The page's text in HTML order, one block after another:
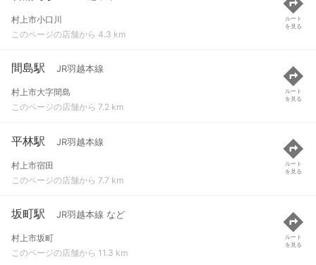
村上市小口川
このページの店舗から 4.3 km
ルート
を見る
間島駅 JR羽越本線
村上市大字間島
このページの店舗から 7.2 km
ルート
を見る
平林駅 JR羽越本線
村上市宿田
このページの店舗から 7.7 km
ルート
を見る
坂町駅 JR羽越本線 など
村上市坂町
このページの店舗から 11.3 km
ルート
を見る